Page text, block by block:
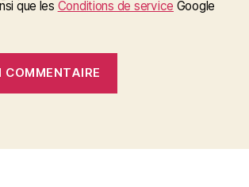
que les Conditions de service Google